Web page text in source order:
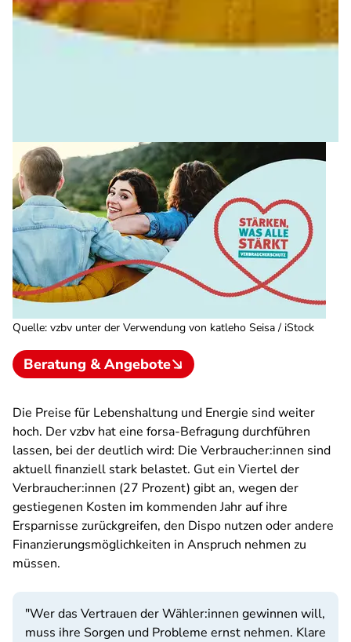
Quelle: vzbv unter der Verwendung von katleho Seisa / iStock
Beratung & Angebote
Die Preise für Lebenshaltung und Energie sind weiter
hoch. Der vzbv hat eine forsa-Befragung durchführen
lassen, bei der deutlich wird: Die Verbraucher:innen sind
aktuell finanziell stark belastet. Gut ein Viertel der
Verbraucher:innen (27 Prozent) gibt an, wegen der
gestiegenen Kosten im kommenden Jahr auf ihre
Ersparnisse zurückgreifen, den Dispo nutzen oder andere
Finanzierungsmöglichkeiten in Anspruch nehmen zu
müssen.
"Wer das Vertrauen der Wähler:innen gewinnen will,
muss ihre Sorgen und Probleme ernst nehmen. Klare